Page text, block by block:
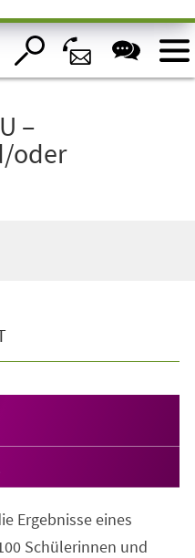
–
oder
Ergebnisse eines
Schülerinnen und